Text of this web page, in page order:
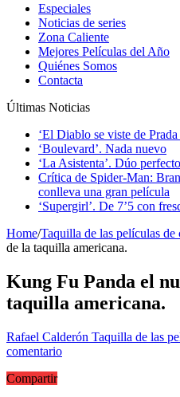
Especiales
Noticias de series
Zona Caliente
Mejores Películas del Año
Quiénes Somos
Contacta
Últimas Noticias
‘El Diablo se viste de
‘Boulevard’. Nada nuevo
‘La Asistenta’. Dúo perfecto
Crítica de Spider-Man:
conlleva una gran película
‘Supergirl’. De 7’5 con
Home/Taquilla de las películas de
de la taquilla americana.
Kung Fu Panda el
taquilla americana.
Rafael Calderón Taquilla de las
comentario
Compartir